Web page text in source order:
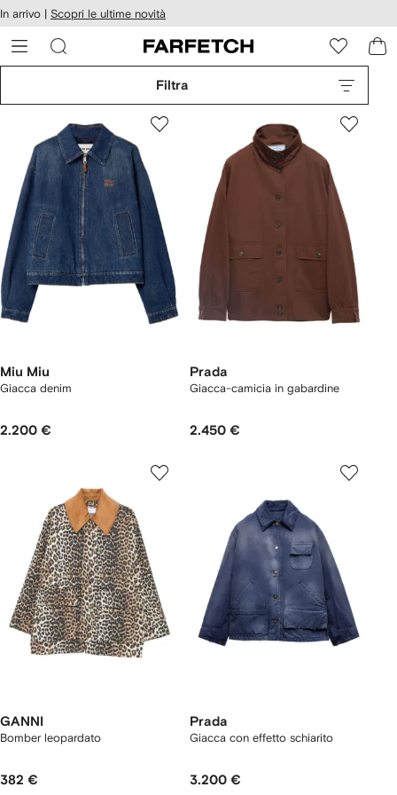
ai
In arrivo | Scopri le ultime novità
Filtra
Miu Miu
Giacca denim
2.200 €
Prada
Giacca-camicia in gabardine
2.450 €
GANNI
Bomber leopardato
382 €
Prada
Giacca con effetto schiarito
3.200 €